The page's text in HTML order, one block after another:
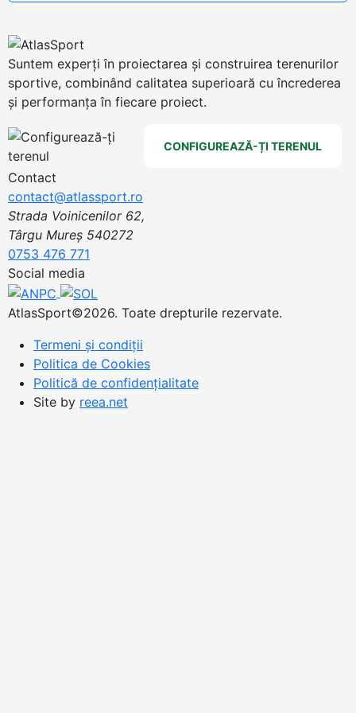
Suntem experți în proiectarea și construirea terenurilor
sportive, combinând calitatea superioară cu încrederea
și performanța în fiecare proiect.
CONFIGUREAZĂ-ȚI TERENUL
Contact
contact@atlassport.ro
Strada Voinicenilor 62,
Târgu Mureș 540272
0753 476 771
Social media
AtlasSport©2026. Toate drepturile rezervate.
Termeni și condiții
Politica de Cookies
Politică de confidențialitate
Site by reea.net